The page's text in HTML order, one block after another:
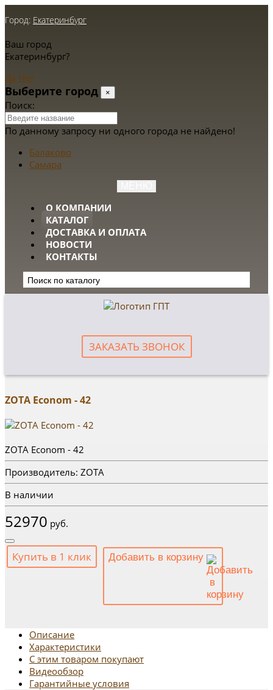
Город: Екатеринбург
Ваш город
Екатеринбург?
Да Нет
Выберите город ×
Поиск:
По данному запросу ни одного города не найдено!
Балаково
Самара
О КОМПАНИИ
КАТАЛОГ
ДОСТАВКА И ОПЛАТА
НОВОСТИ
КОНТАКТЫ
ЗАКАЗАТЬ ЗВОНОК
ZOTA Econom - 42
ZOTA Econom - 42
Производитель: ZOTA
В наличии
52970 руб.
Купить в 1 клик Добавить в корзину
Описание
Характеристики
С этим товаром покупают
Видеообзор
Гарантийные условия